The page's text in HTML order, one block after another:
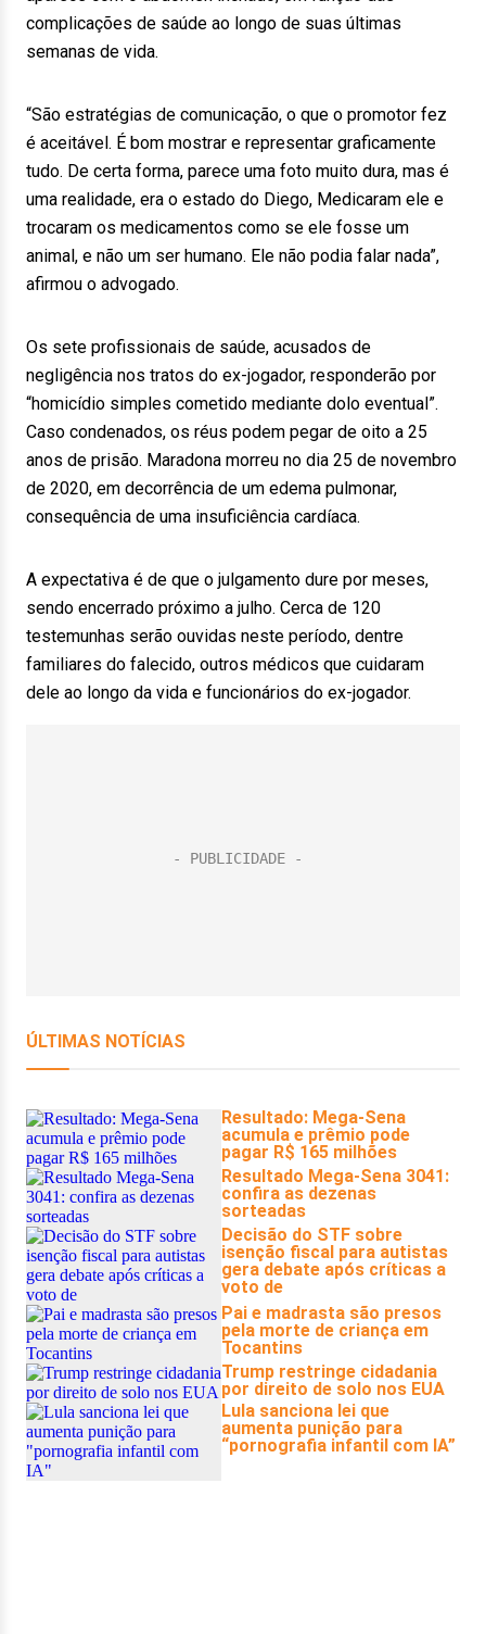
complicações de saúde ao longo de suas últimas
semanas de vida.
“São estratégias de comunicação, o que o promotor fez
é aceitável. É bom mostrar e representar graficamente
tudo. De certa forma, parece uma foto muito dura, mas é
uma realidade, era o estado do Diego, Medicaram ele e
trocaram os medicamentos como se ele fosse um
animal, e não um ser humano. Ele não podia falar nada”,
afirmou o advogado.
Os sete profissionais de saúde, acusados de
negligência nos tratos do ex-jogador, responderão por
“homicídio simples cometido mediante dolo eventual”.
Caso condenados, os réus podem pegar de oito a 25
anos de prisão. Maradona morreu no dia 25 de novembro
de 2020, em decorrência de um edema pulmonar,
consequência de uma insuficiência cardíaca.
A expectativa é de que o julgamento dure por meses,
sendo encerrado próximo a julho. Cerca de 120
testemunhas serão ouvidas neste período, dentre
familiares do falecido, outros médicos que cuidaram
dele ao longo da vida e funcionários do ex-jogador.